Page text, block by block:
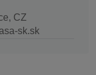
CZ
sk.sk